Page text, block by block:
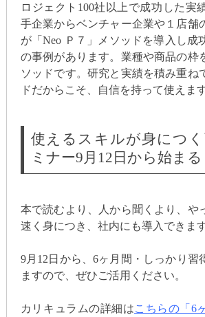
ロジェクト100社以上で成功した実
手企業からベンチャー企業や１店舗
が「Neo Ｐ７」メソッドを導入し成
の事例があります。業種や商品の枠
ソッドです。研究と実績を積み重ね
ドだからこそ、自信を持って使えます
使えるスキルが身につ
ミナー9月12日から始まる
本で読むより、人から聞くより、や
速く身につき、社内にも導入できます
9月12日から、6ヶ月間・しっかり習
ますので、ぜひご活用ください。
カリキュラムの詳細はこちらの「6